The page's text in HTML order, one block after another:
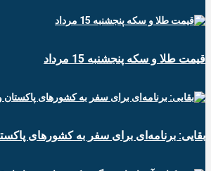
قیمت طلا و سکه پنجشنبه 15 مرداد
بقایی: برنامه‌ای برای سفر به کشورهای